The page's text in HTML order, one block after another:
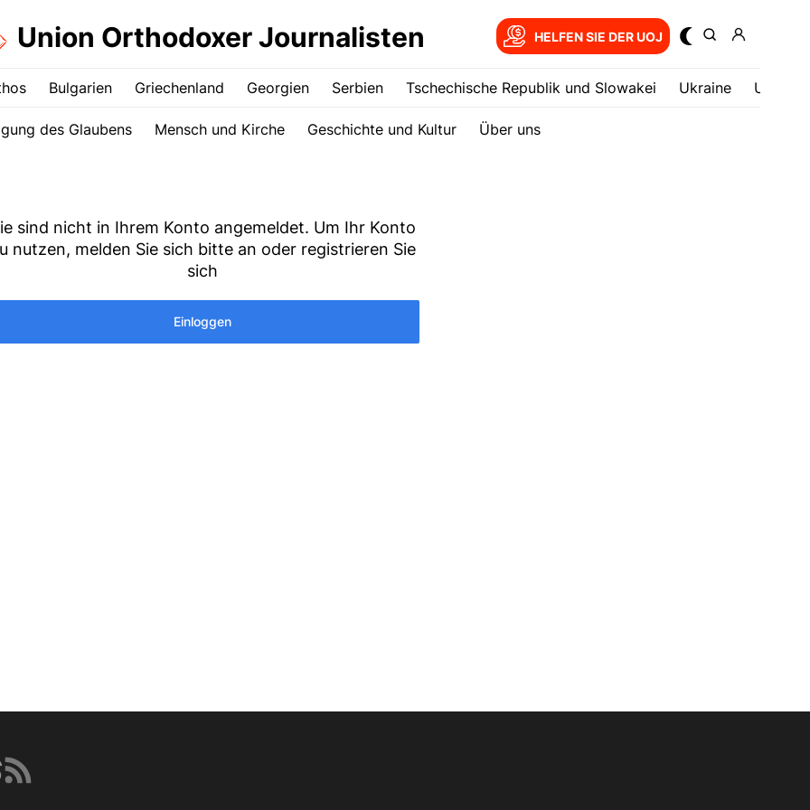
Union Orthodoxer Journalisten HELFEN SIE DER UOJ
Bulgarien Griechenland Georgien Serbien Tschechische Republik und Slowakei Ukrainе USA
des Glaubens Mensch und Kirche Geschichte und Kultur Über uns
sind nicht in Ihrem Konto angemeldet. Um Ihr Konto
nutzen, melden Sie sich bitte an oder registrieren Sie
sich
Einloggen